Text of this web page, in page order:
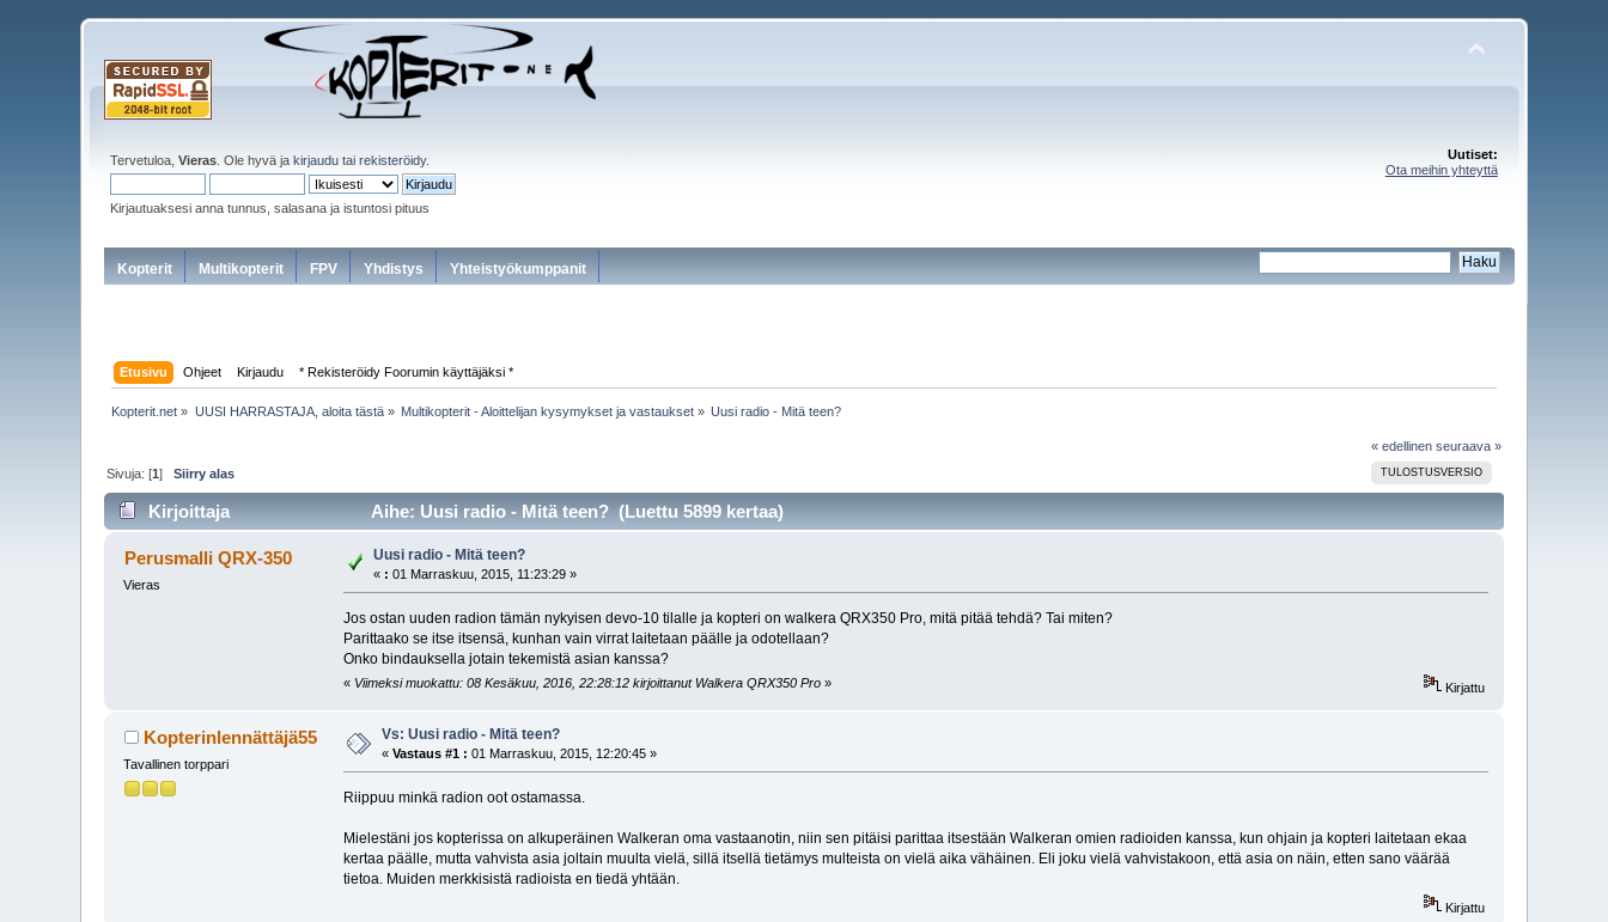
Tervetuloa,Vieras . Ole hyvä jakirjaudu tairekisteröidy.
Kirjautuaksesi anna tunnus, salasana ja istuntosi pituus
Uutiset:
Ota meihin yhteyttä
Kopterit Multikopterit FPV Yhdistys Yhteistyökumppanit
Etusivu Ohjeet Kirjaudu * Rekisteröidy Foorumin käyttäjäksi *
Kopterit.net » UUSI HARRASTAJA, aloita tästä» Multikopterit - Aloittelijan kysymykset ja vastaukset » Uusi radio - Mitä teen?
« edellinen seuraava »
TULOSTUSVERSIO
Sivuja: [1]Siirry alas
Kirjoittaja Aihe: Uusi radio - Mitä teen? (Luettu 5899 kertaa)
Perusmalli QRX-350
Vieras
Uusi radio - Mitä teen?
« : 01 Marraskuu, 2015, 11:23:29 »
Jos ostan uuden radion tämän nykyisen devo-10 tilalle ja kopteri on walkera QRX350 Pro, mitä pitää tehdä? Tai miten?
Parittaako se itse itsensä, kunhan vain virrat laitetaan päälle ja odotellaan?
Onko bindauksella jotain tekemistä asian kanssa?
« Viimeksi muokattu: 08 Kesäkuu, 2016, 22:28:12 kirjoittanut Walkera QRX350 Pro» Kirjattu
Kopterinlennättäjä55
Tavallinen torppari
Vs: Uusi radio - Mitä teen?
«Vastaus #1 : 01 Marraskuu, 2015, 12:20:45 »
Riippuu minkä radion oot ostamassa.
Mielestäni jos kopterissa on alkuperäinen Walkeran oma vastaanotin, niin sen pitäisi parittaa itsestään Walkeran omien radioiden kanssa, kun ohjain ja kopteri laitetaan ekaa
kertaa päälle, mutta vahvista asia joltain muulta vielä, sillä itsellä tietämys multeista on vielä aika vähäinen. Eli joku vielä vahvistakoon, että asia on näin, etten sano väärää
tietoa. Muiden merkkisistä radioista en tiedä yhtään.
Kirjattu